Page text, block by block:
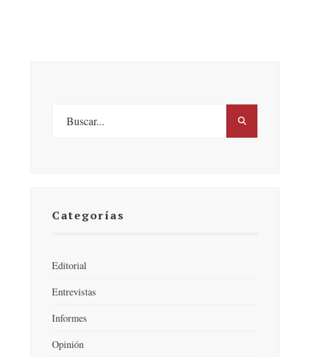
Categorías
Editorial
Entrevistas
Informes
Opinión